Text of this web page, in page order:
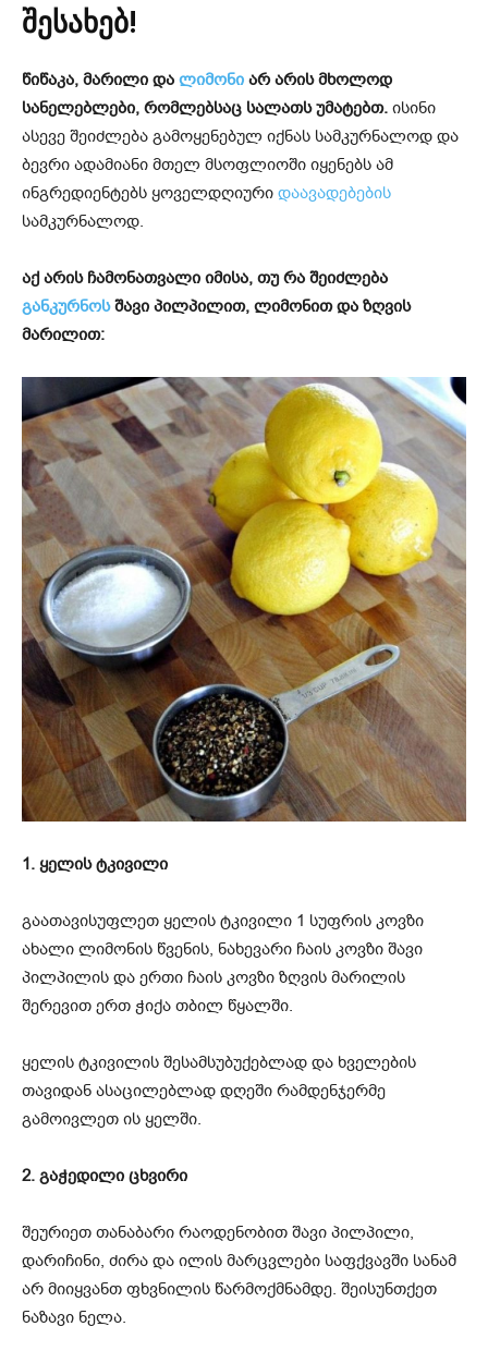
შესახებ!
წიწაკა, მარილი და ლიმონი არ არის მხოლოდ
სანელებლები, რომლებსაც სალათს უმატებთ. ისინი
ასევე შეიძლება გამოყენებულ იქნას სამკურნალოდ და
ბევრი ადამიანი მთელ მსოფლიოში იყენებს ამ
ინგრედიენტებს ყოველდღიური დაავადებების
სამკურნალოდ.
აქ არის ჩამონათვალი იმისა, თუ რა შეიძლება
განკურნოსშავი პილპილით, ლიმონით და ზღვის
მარილით:
1. ყელის ტკივილი
გაათავისუფლეთ ყელის ტკივილი 1 სუფრის კოვზი
ახალი ლიმონის წვენის, ნახევარი ჩაის კოვზი შავი
პილპილის და ერთი ჩაის კოვზი ზღვის მარილის
შერევით ერთ ჭიქა თბილ წყალში.
ყელის ტკივილის შესამსუბუქებლად და ხველების
თავიდან ასაცილებლად დღეში რამდენჯერმე
გამოივლეთ ის ყელში.
2. გაჭედილი ცხვირი
შეურიეთ თანაბარი რაოდენობით შავი პილპილი,
დარიჩინი, ძირა და ილის მარცვლები საფქვავში სანამ
არ მიიყვანთ ფხვნილის წარმოქმნამდე. შეისუნთქეთ
ნაზავი ნელა.